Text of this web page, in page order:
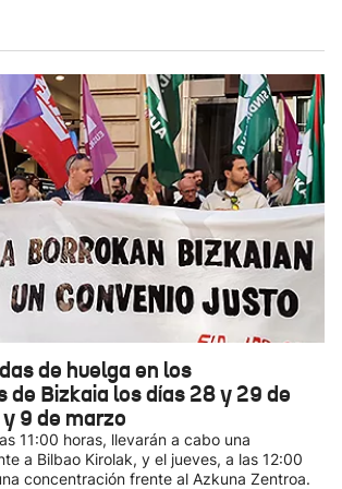
de huelga en los
de Bizkaia los días 28 y 29 de
9 de marzo
11:00 horas, llevarán a cabo una
a Bilbao Kirolak, y el jueves, a las 12:00
concentración frente al Azkuna Zentroa.